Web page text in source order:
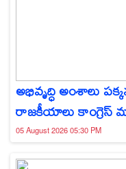
అభివృద్ధి అంశాలు
రాజకీయాలు కాంగ్రెస్
05 August 2026 05:30 PM